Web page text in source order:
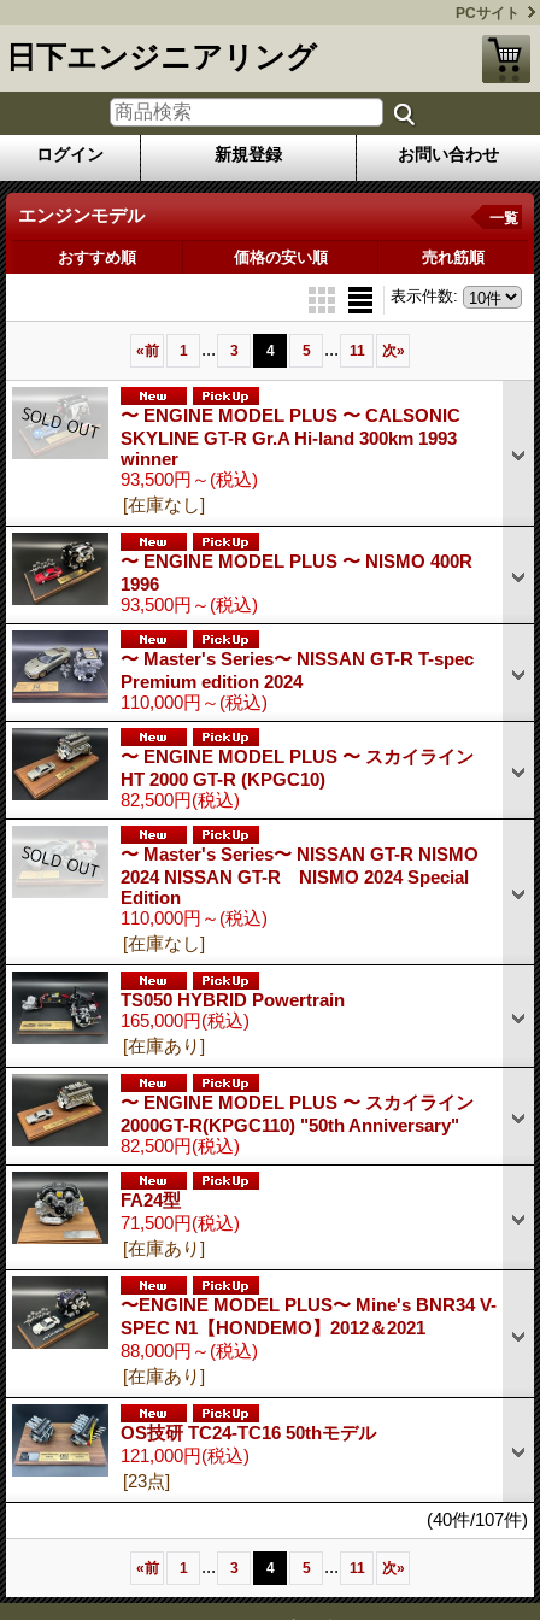
PCサイト
日下エンジニアリング
ログイン 新規登録 お問い合わせ
エンジンモデル 一覧
おすすめ順 価格の安い順 売れ筋順
表示件数:
«前 1 ... 3 4 5 ... 11 次»
〜 ENGINE MODEL PLUS 〜 CALSONIC
SKYLINE GT-R Gr.A Hi-land 300km 1993
winner
93,500円～ (税込)
[在庫なし]
〜 ENGINE MODEL PLUS 〜 NISMO 400R
1996
93,500円～ (税込)
〜 Master's Series〜 NISSAN GT-R T-spec
Premium edition 2024
110,000円～ (税込)
〜 ENGINE MODEL PLUS 〜 スカイライン
HT 2000 GT-R (KPGC10)
82,500円(税込)
〜 Master's Series〜 NISSAN GT-R NISMO
2024 NISSAN GT-R NISMO 2024 Special
Edition
110,000円～ (税込)
[在庫なし]
TS050 HYBRID Powertrain
165,000円(税込)
[在庫あり]
〜 ENGINE MODEL PLUS 〜 スカイライン
2000GT-R(KPGC110) "50th Anniversary"
82,500円(税込)
FA24型
71,500円(税込)
[在庫あり]
〜ENGINE MODEL PLUS〜 Mine's BNR34 V-
SPEC N1【HONDEMO】2012＆2021
88,000円～ (税込)
[在庫あり]
OS技研 TC24-TC16 50thモデル
121,000円(税込)
[23点]
(40件/107件)
«前 1 ... 3 4 5 ... 11 次»